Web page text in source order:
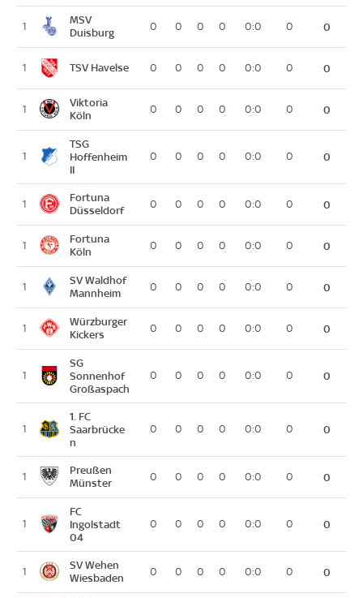
1
MSV
Duisburg
0 0 0 0 0:0 0 0
1 TSV Havelse 0 0 0 0 0:0 0 0
1
Viktoria
Köln
0 0 0 0 0:0 0 0
1
TSG
Hoffenheim
II
0 0 0 0 0:0 0 0
1
Fortuna
Düsseldorf
0 0 0 0 0:0 0 0
1
Fortuna
Köln
0 0 0 0 0:0 0 0
1
SV Waldhof
Mannheim
0 0 0 0 0:0 0 0
1
Würzburger
Kickers
0 0 0 0 0:0 0 0
1
SG
Sonnenhof
Großaspach
0 0 0 0 0:0 0 0
1
1. FC
Saarbrücke
n
0 0 0 0 0:0 0 0
1
Preußen
Münster
0 0 0 0 0:0 0 0
1
FC
Ingolstadt
04
0 0 0 0 0:0 0 0
1
SV Wehen
Wiesbaden
0 0 0 0 0:0 0 0